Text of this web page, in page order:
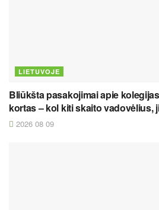
LIETUVOJE
Bliūkšta pasakojimai apie
kortas – kol kiti skaito vadovėlius,
2026 08 09